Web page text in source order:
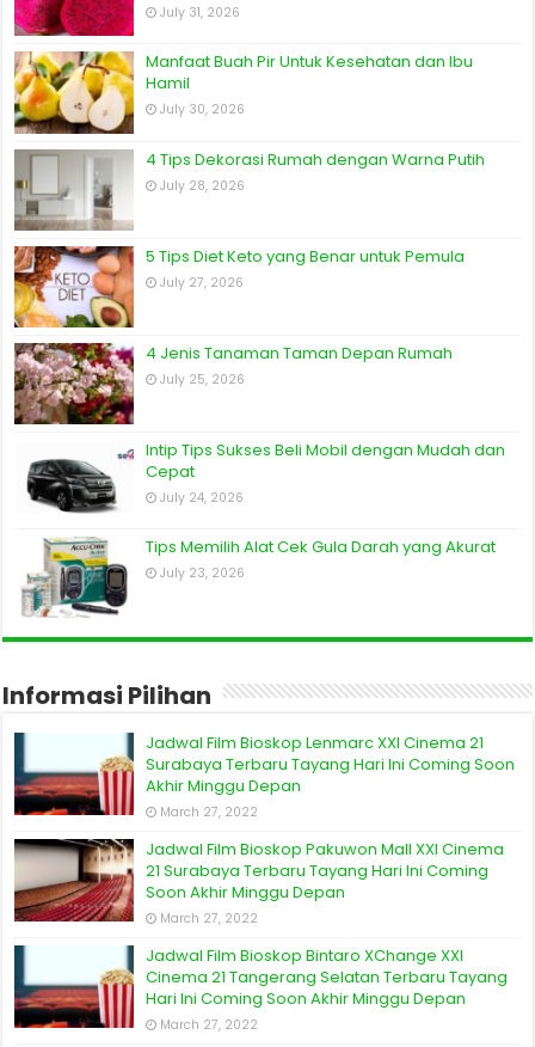
July 31, 2026
Manfaat Buah Pir Untuk Kesehatan dan Ibu
Hamil
July 30, 2026
4 Tips Dekorasi Rumah dengan Warna Putih
July 28, 2026
5 Tips Diet Keto yang Benar untuk Pemula
July 27, 2026
4 Jenis Tanaman Taman Depan Rumah
July 25, 2026
Intip Tips Sukses Beli Mobil dengan Mudah dan
Cepat
July 24, 2026
Tips Memilih Alat Cek Gula Darah yang Akurat
July 23, 2026
Informasi Pilihan
Jadwal Film Bioskop Lenmarc XXI Cinema 21
Surabaya Terbaru Tayang Hari Ini Coming Soon
Akhir Minggu Depan
March 27, 2022
Jadwal Film Bioskop Pakuwon Mall XXI Cinema
21 Surabaya Terbaru Tayang Hari Ini Coming
Soon Akhir Minggu Depan
March 27, 2022
Jadwal Film Bioskop Bintaro XChange XXI
Cinema 21 Tangerang Selatan Terbaru Tayang
Hari Ini Coming Soon Akhir Minggu Depan
March 27, 2022